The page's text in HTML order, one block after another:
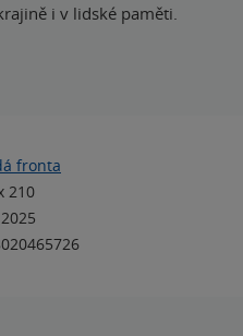
i v lidské paměti.
fronta
210